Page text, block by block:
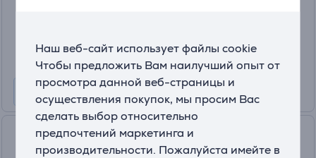
Наш веб-сайт использует файлы cookie
Чтобы предложить Вам наилучший опыт от
просмотра данной веб-страницы и
осуществления покупок, мы просим Вас
сделать выбор относительно
предпочтений маркетинга и
производительности. Пожалуйста имейте в
Thrustmaster T-Flight Full Kit,
PC, Xbox - Джойстик